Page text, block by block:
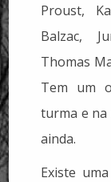
Proust,
Balzac,
Thomas
Tem um
turma e na
ainda.
Existe